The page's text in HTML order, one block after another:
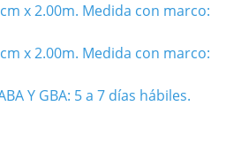
x 2.00m. Medida con marco:
x 2.00m. Medida con marco:
Y GBA: 5 a 7 días hábiles.